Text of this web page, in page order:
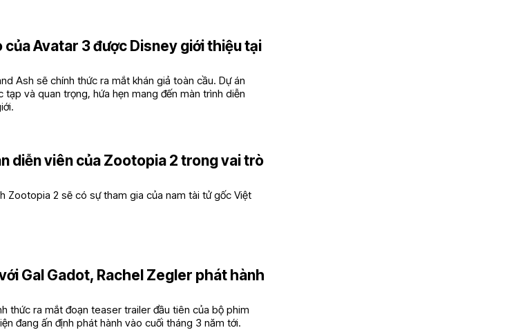
Avatar 3 được Disney giới thiệu tại
Ash sẽ chính thức ra mắt khán giả toàn cầu. Dự án
và quan trọng, hứa hẹn mang đến màn trình diễn
diễn viên của Zootopia 2 trong vai trò
Zootopia 2 sẽ có sự tham gia của nam tài tử gốc Việt
Gal Gadot, Rachel Zegler phát hành
thức ra mắt đoạn teaser trailer đầu tiên của bộ phim
đang ấn định phát hành vào cuối tháng 3 năm tới.